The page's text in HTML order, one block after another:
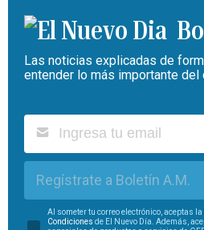
Las noticias explicadas de
entender lo más importante del
Regístrate a Boletín A.M.
Al someter tu correo electrónico, aceptas la
Condiciones de El Nuevo Día. Además,